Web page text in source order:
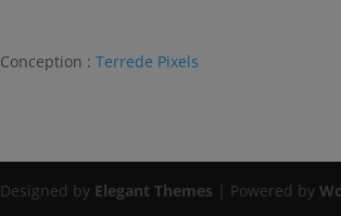
Conception :Terrede Pixels
Designed by Elegant Themes | Powered by